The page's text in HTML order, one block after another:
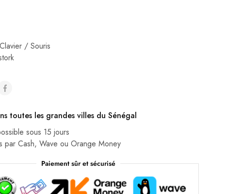
Clavier / Souris
toutes les grandes villes du Sénégal
sous 15 jours
par Cash, Wave ou Orange Money
Paiement sûr et sécurisé